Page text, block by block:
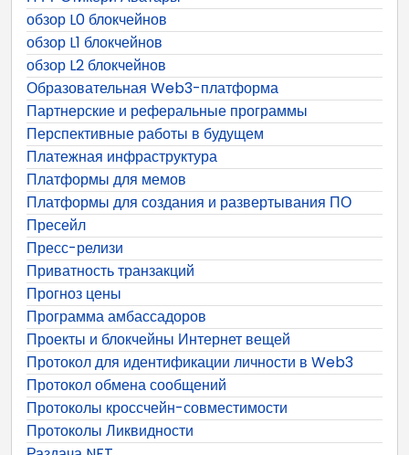
обзор L0 блокчейнов
обзор L1 блокчейнов
обзор L2 блокчейнов
Образовательная Web3-платформа
Партнерские и реферальные программы
Перспективные работы в будущем
Платежная инфраструктура
Платформы для мемов
Платформы для создания и развертывания ПО
Пресейл
Пресс-релизи
Приватность транзакций
Прогноз цены
Программа амбассадоров
Проекты и блокчейны Интернет вещей
Протокол для идентификации личности в Web3
Протокол обмена сообщений
Протоколы кроссчейн-совместимости
Протоколы Ликвидности